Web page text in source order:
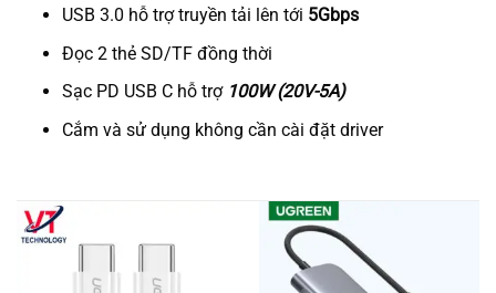
USB 3.0 hỗ trợ truyền tải lên tới 5Gbps
Đọc 2 thẻ SD/TF đồng thời
Sạc PD USB C hỗ trợ 100W (20V-5A)
Cắm và sử dụng không cần cài đặt driver